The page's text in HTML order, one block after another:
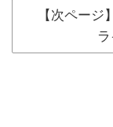
【次ペー